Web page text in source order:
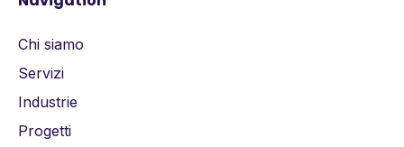
Chi siamo
Servizi
Industrie
Progetti